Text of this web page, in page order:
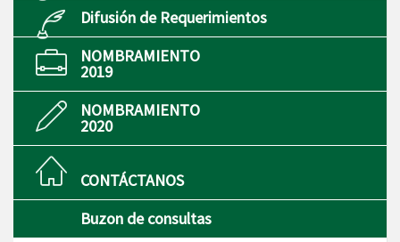
Difusión de Requerimientos
NOMBRAMIENTO
2019
NOMBRAMIENTO
2020
CONTÁCTANOS
Buzon de consultas